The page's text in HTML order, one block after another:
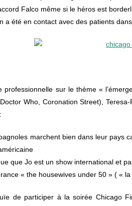
Falco même si le héros est
a été en contact avec des patients
professionnelle sur le thème «
Who, Coronation Street),
marchent bien dans leur pays
que Jo est un show international et
« the housewives under 50 » ( « la
de participer à la soirée Chicago